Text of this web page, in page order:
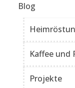
Blog
Kaffee und
Projekte